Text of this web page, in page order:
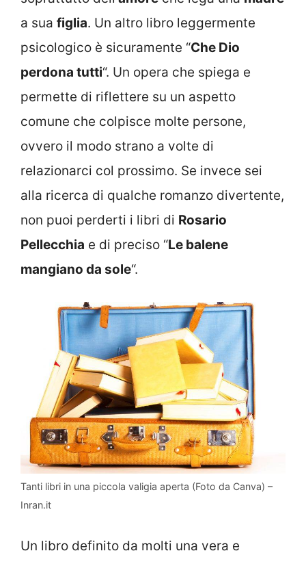
a sua figlia. Un altro libro leggermente
psicologico è sicuramente “Che Dio
perdona tutti“. Un opera che spiega e
permette di riflettere su un aspetto
comune che colpisce molte persone,
ovvero il modo strano a volte di
relazionarci col prossimo. Se invece sei
alla ricerca di qualche romanzo divertente,
non puoi perderti i libri di Rosario
Pellecchia e di preciso “Le balene
mangiano da sole“.
Tanti libri in una piccola valigia aperta (Foto da Canva) –
Inran.it
Un libro definito da molti una vera e